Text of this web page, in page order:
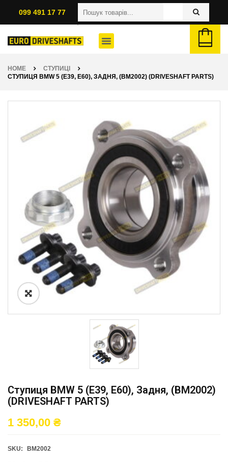
099 491 17 77
HOME
СТУПИЦІ
СТУПИЦЯ BMW 5 (E39, E60), ЗАДНЯ, (BM2002) (DRIVESHAFT PARTS)
Ступиця BMW 5 (E39, E60), Задня, (BM2002)
(DRIVESHAFT PARTS)
1 350,00 ₴
SKU: BM2002